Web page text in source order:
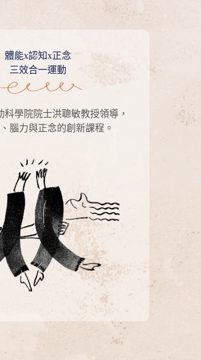
體能x認知x正念
三效合一運動
科學院院士洪聰敏教授領導，
腦力與正念的創新課程。